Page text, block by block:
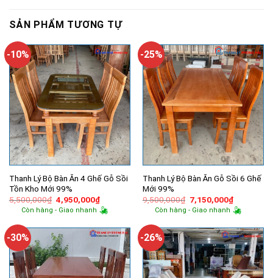
SẢN PHẨM TƯƠNG TỰ
-10%
Thanh Lý Bộ Bàn Ăn 4 Ghế Gỗ Sồi
Tồn Kho Mới 99%
5,500,000₫ Giá
gốc
là:
4,950,000₫Giá
hiện
tại
4,950,000₫.
Còn hàng - Giao nhanh
-25%
Thanh Lý Bộ Bàn Ăn Gỗ Sồi 6 Ghế
Mới 99%
9,500,000₫ Giá
gốc
là:
7,150,000₫Giá
hiện
tại
Còn hàng - Giao nhanh
-30% -26%